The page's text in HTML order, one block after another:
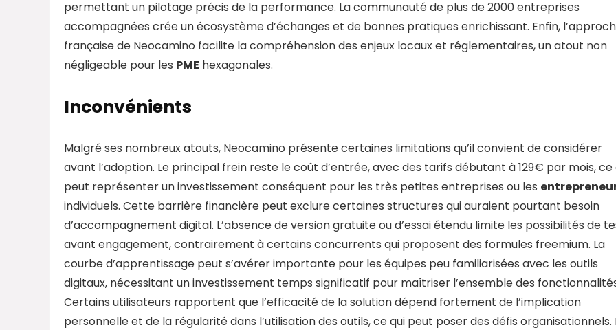
permettant un pilotage précis de la performance. La communauté de plus de 2000 entreprises
accompagnées crée un écosystème d’échanges et de bonnes pratiques enrichissant. Enfin,
française de Neocamino facilite la compréhension des enjeux locaux et réglementaires, un atout non
négligeable pour les PME hexagonales.
Inconvénients
Malgré ses nombreux atouts, Neocamino présente certaines limitations qu’il convient de considérer
avant l’adoption. Le principal frein reste le coût d’entrée, avec des tarifs débutant à 129€ par mois, ce
peut représenter un investissement conséquent pour les très petites entreprises ou les
individuels. Cette barrière financière peut exclure certaines structures qui auraient pourtant besoin
d’accompagnement digital. L’absence de version gratuite ou d’essai étendu limite les possibilités de
avant engagement, contrairement à certains concurrents qui proposent des formules freemium. La
courbe d’apprentissage peut s’avérer importante pour les équipes peu familiarisées avec les outils
digitaux, nécessitant un investissement temps significatif pour maîtriser l’ensemble des
Certains utilisateurs rapportent que l’efficacité de la solution dépend fortement de l’implication
personnelle et de la régularité dans l’utilisation des outils, ce qui peut poser des défis organisationnels.